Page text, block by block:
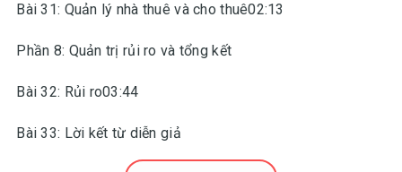
Bài 31: Quản lý nhà thuê và cho thuê02:13
Phần 8: Quản trị rủi ro và tổng kết
Bài 32: Rủi ro03:44
Bài 33: Lời kết từ diễn giả